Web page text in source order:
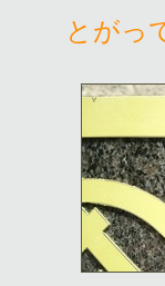
とがっ